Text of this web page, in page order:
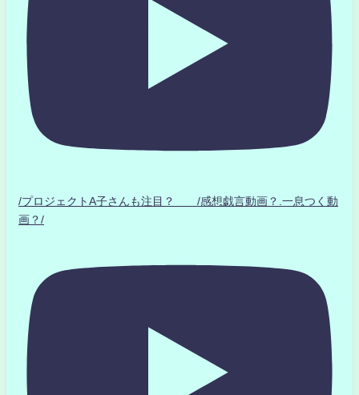
/プロジェクトA子さんも注目？ /感想戯言動画？.一息つく動
画？/